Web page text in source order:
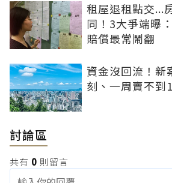
租屋退租點交...
同！3大爭端曝
賠償最常鬧翻
資金沒回流！新
刻、一周賣不到
討論區
共有 0 則留言